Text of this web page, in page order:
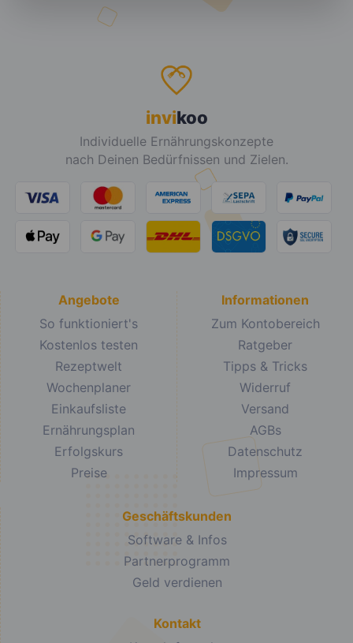
invikoo
Individuelle Ernährungskonzepte
nach Deinen Bedürfnissen und Zielen.
Angebote
So funktioniert's
Kostenlos testen
Rezeptwelt
Wochenplaner
Einkaufsliste
Ernährungsplan
Erfolgskurs
Preise
Informationen
Zum Kontobereich
Ratgeber
Tipps & Tricks
Widerruf
Versand
AGBs
Datenschutz
Impressum
Geschäftskunden
Software & Infos
Partnerprogramm
Geld verdienen
Kontakt